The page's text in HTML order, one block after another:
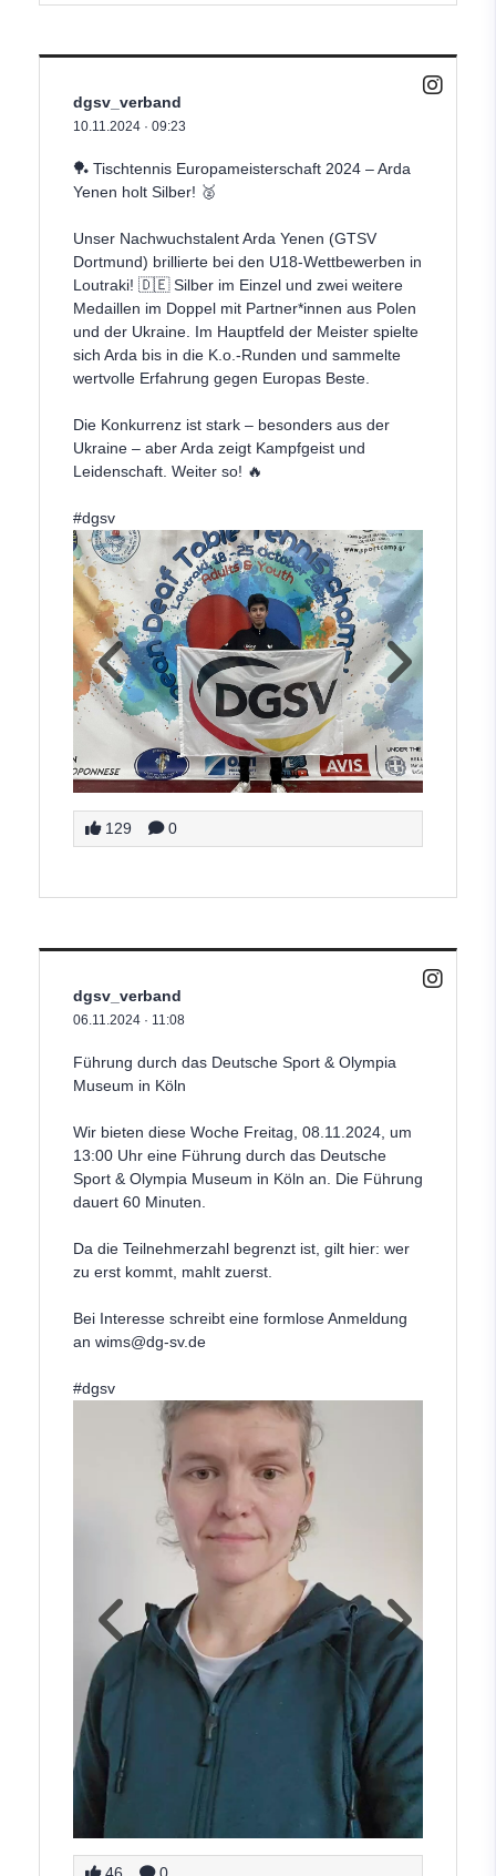
dgsv_verband
10.11.2024 · 09:23
🏓 Tischtennis Europameisterschaft 2024 – Arda
Yenen holt Silber! 🥈
Unser Nachwuchstalent Arda Yenen (GTSV
Dortmund) brillierte bei den U18-Wettbewerben in
Loutraki! 🇩🇪 Silber im Einzel und zwei weitere
Medaillen im Doppel mit Partner*innen aus Polen
und der Ukraine. Im Hauptfeld der Meister spielte
sich Arda bis in die K.o.-Runden und sammelte
wertvolle Erfahrung gegen Europas Beste.
Die Konkurrenz ist stark – besonders aus der
Ukraine – aber Arda zeigt Kampfgeist und
Leidenschaft. Weiter so! 🔥
#dgsv
129 0
dgsv_verband
06.11.2024 · 11:08
Führung durch das Deutsche Sport & Olympia
Museum in Köln
Wir bieten diese Woche Freitag, 08.11.2024, um
13:00 Uhr eine Führung durch das Deutsche
Sport & Olympia Museum in Köln an. Die Führung
dauert 60 Minuten.
Da die Teilnehmerzahl begrenzt ist, gilt hier: wer
zu erst kommt, mahlt zuerst.
Bei Interesse schreibt eine formlose Anmeldung
an wims@dg-sv.de
#dgsv